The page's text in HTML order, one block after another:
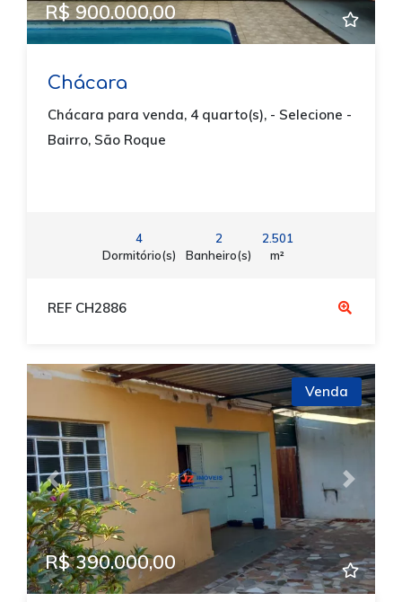
R$ 900.000,00
Chácara
Chácara para venda, 4 quarto(s), - Selecione -
Bairro, São Roque
4
Dormitório(s)
2
Banheiro(s)
2.501
m²
REF CH2886
Previous Next
Venda
R$ 390.000,00